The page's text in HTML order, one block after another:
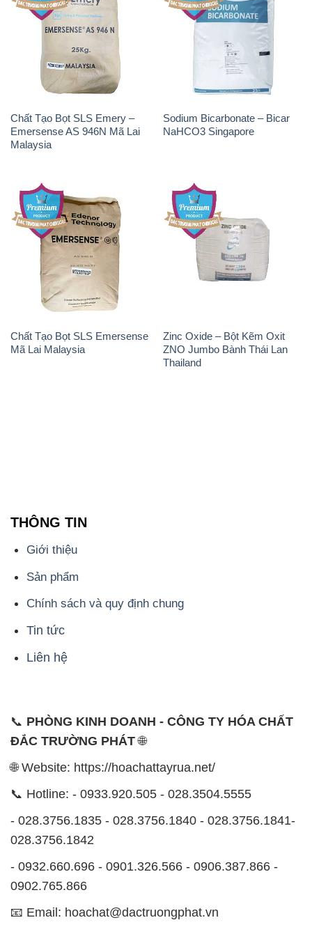
Chất Tạo Bọt SLS Emery –
Emersense AS 946N Mã Lai
Malaysia
Sodium Bicarbonate – Bicar
NaHCO3 Singapore
Chất Tạo Bọt SLS Emersense
Mã Lai Malaysia
Zinc Oxide – Bột Kẽm Oxit
ZNO Jumbo Bành Thái Lan
Thailand
Chính sách và quy định chung
Tin tức
Liên hệ
📞
PHÒNG KINH DOANH - CÔNG TY HÓA CHẤT
ĐẮC TRƯỜNG PHÁT
- 028.3756.1835 - 028.3756.1840 - 028.3756.1841-
0902.765.866
📧 Email: hoachat@dactruongphat.vn
ĐỊA CHỈ
1229C Quốc lộ 1A, Phường Bình Trị Đông B,
Quận Bình Tân, TP. Hồ Chí Minh